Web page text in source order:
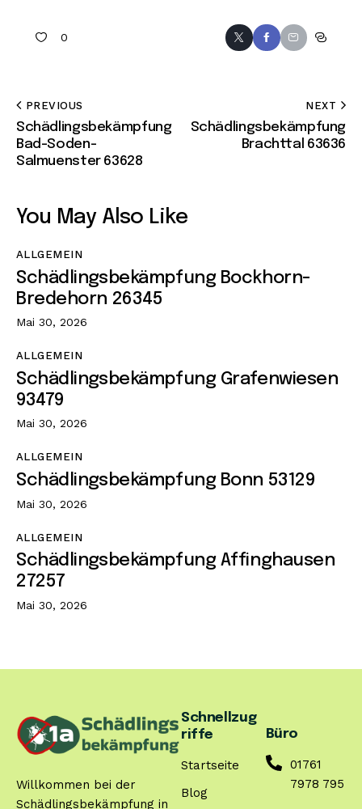
0
PREVIOUS
Schädlingsbekämpfung
Bad-Soden-
Salmuenster 63628
NEXT
Schädlingsbekämpfung
Brachttal 63636
You May Also Like
ALLGEMEIN
Schädlingsbekämpfung Bockhorn-
Bredehorn 26345
Mai 30, 2026
ALLGEMEIN
Schädlingsbekämpfung Grafenwiesen
93479
Mai 30, 2026
ALLGEMEIN
Schädlingsbekämpfung Bonn 53129
Mai 30, 2026
ALLGEMEIN
Schädlingsbekämpfung Affinghausen
27257
Mai 30, 2026
Willkommen bei der
Schädlingsbekämpfung in
Schnellzug
riffe
Startseite
Blog
Büro
01761
7978 795